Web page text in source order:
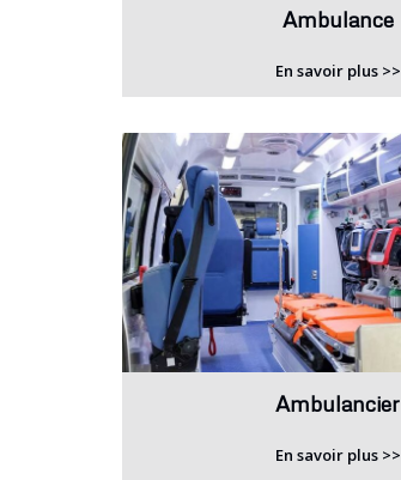
Ambulance
En savoir plus >>
Ambulancier
En savoir plus >>